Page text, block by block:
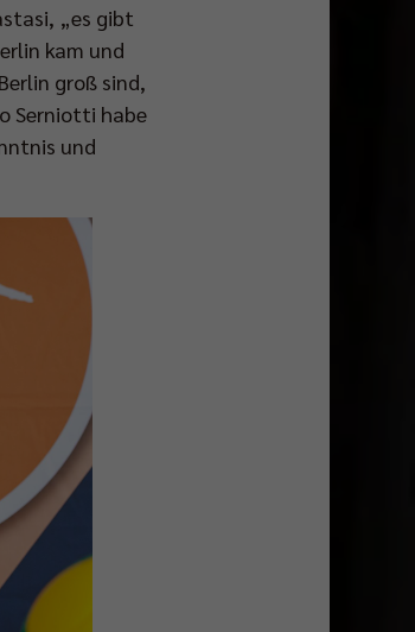
„es gibt
kam und
groß sind,
Serniotti habe
und